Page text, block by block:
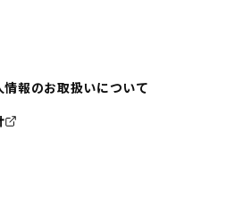
報のお取扱いについて